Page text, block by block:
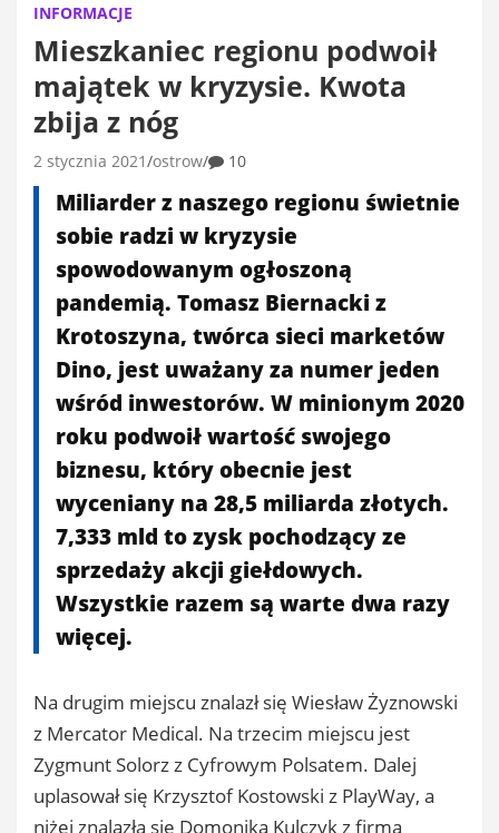
INFORMACJE
Mieszkaniec regionu podwoił
majątek w kryzysie. Kwota
zbija z nóg
2 stycznia 2021 ostrow 10
Miliarder z naszego regionu świetnie
sobie radzi w kryzysie
spowodowanym ogłoszoną
pandemią. Tomasz Biernacki z
Krotoszyna, twórca sieci marketów
Dino, jest uważany za numer jeden
wśród inwestorów. W minionym 2020
roku podwoił wartość swojego
biznesu, który obecnie jest
wyceniany na 28,5 miliarda złotych.
7,333 mld to zysk pochodzący ze
sprzedaży akcji giełdowych.
Wszystkie razem są warte dwa razy
więcej.
Na drugim miejscu znalazł się Wiesław Żyznowski
z Mercator Medical. Na trzecim miejscu jest
Zygmunt Solorz z Cyfrowym Polsatem. Dalej
uplasował się Krzysztof Kostowski z PlayWay, a
niżej znalazła się Domonika Kulczyk z firmą